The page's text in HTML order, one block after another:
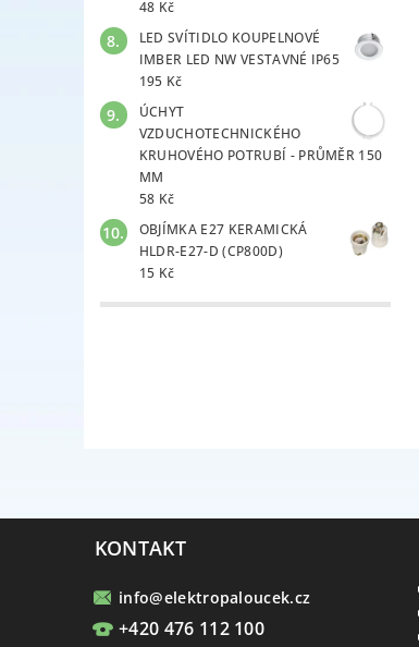
48 Kč
LED SVÍTIDLO KOUPELNOVÉ
IMBER LED NW VESTAVNÉ IP65
195 Kč
ÚCHYT
VZDUCHOTECHNICKÉHO
KRUHOVÉHO POTRUBÍ - PRŮMĚR 150
MM
58 Kč
OBJÍMKA E27 KERAMICKÁ
HLDR-E27-D (CP800D)
15 Kč
KONTAKT
info@elektropaloucek.cz
+420 476 112 100